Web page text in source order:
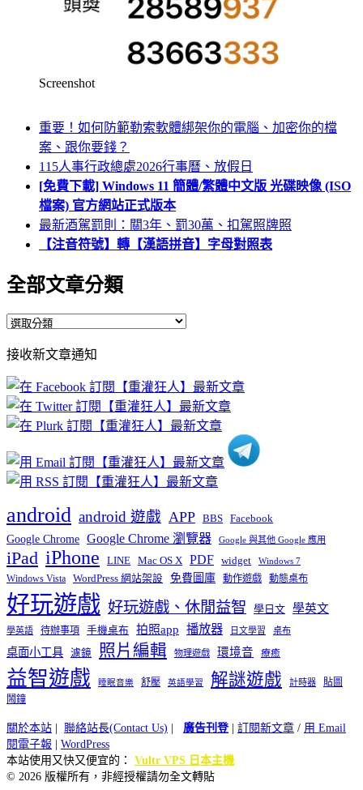
Screenshot
重要！如何防範勒索軟體綁架你的電腦、加密你的檔
案、跟你要錢？
115人事行政總處2026行事曆、放假日
[免費下載] Windows 11 簡體/繁體中文版 光碟映像 (ISO
檔案) 官方網站正式版本
最新酒駕罰則：關3年、罰30萬、扣駕照牌照
【注音符號】轉【漢語拼音】字母對照表
全部文章分類
全
文
章
分
類
接收新文章通知
android android 遊戲 APP BBS Facebook
Google Chrome Google Chrome 瀏覽器 Google 與其他 Google 應用
iPad iPhone LINE Mac OS X PDF widget Windows 7
Windows Vista WordPress 網站架設 免費圖庫 動作遊戲 動態桌布
好玩遊戲 好玩遊戲、休閒益智 學日文 學英文
學英語 待辦事項 手機桌布 拍照app 播放器 日文學習 桌布
桌面小工具 濾鏡 照片編輯 物理遊戲 環境音 療癒
益智遊戲 睡眠音樂 舒壓 英語學習 解謎遊戲 計時器
貼圖
鬧鐘
關於本站 | 聯絡站長(Contact Us) | 廣告刊登| 訂閱新文章 / 用 Email
閱電子報 | WordPress
本站使用又快又便宜的： Vultr VPS 日本主機
© 2026 版權所有，非經授權請勿全文轉貼